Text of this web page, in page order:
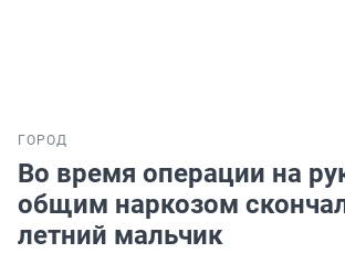
ГОРОД
Во время операции на
общим наркозом
летний мальчик